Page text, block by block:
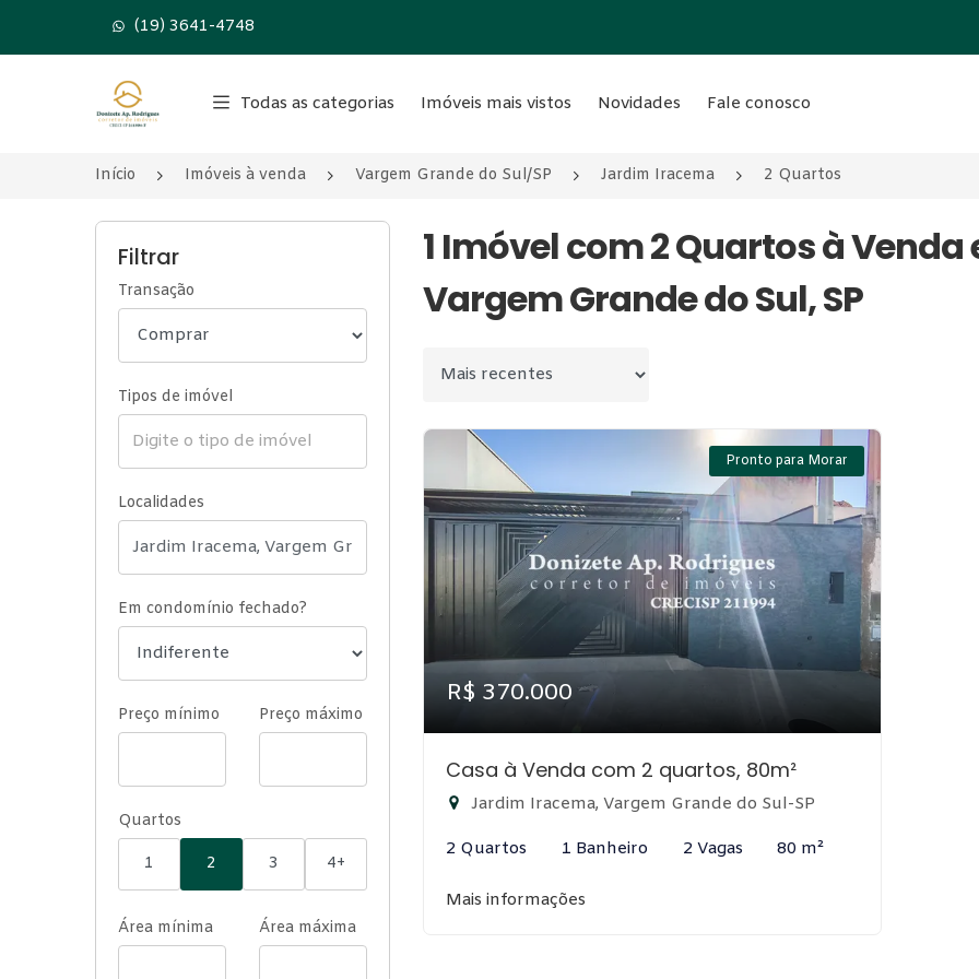
(19) 3641-4748
Página inicial
Todas as categorias Imóveis mais vistos Novidades Fale conosco
Início Imóveis à venda Vargem Grande do Sul/SP Jardim Iracema 2 Quartos
Filtrar
Transação
Tipos de imóvel
Localidades
Em condomínio fechado?
Preço mínimo Preço máximo
Quartos
1 2 3 4+
Área mínima Área máxima
1 Imóvel com 2 Quartos à
Vargem Grande do Sul, SP
Ordenar por
Pronto para Morar
R$ 370.000
Casa à Venda com 2 quartos, 80m²
Jardim Iracema, Vargem Grande do Sul-SP
2 Quartos 1 Banheiro 2 Vagas 80 m²
Mais informações